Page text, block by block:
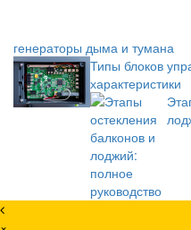
генераторы дыма и тумана
Типы блоков
характеристики